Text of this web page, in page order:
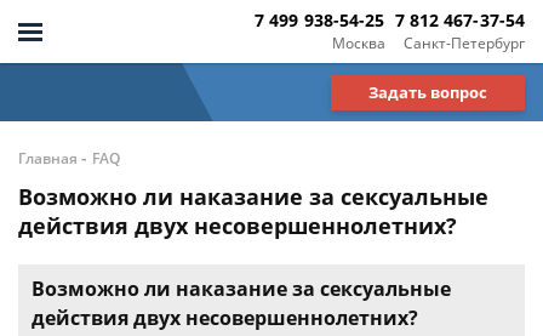
Москва
7 499 938-54-25
Санкт-Петербург
7 812 467-37-54
Задать вопрос
Главная - FAQ
Возможно ли наказание за сексуальные
действия двух несовершеннолетних?
Возможно ли наказание за сексуальные
действия двух несовершеннолетних?